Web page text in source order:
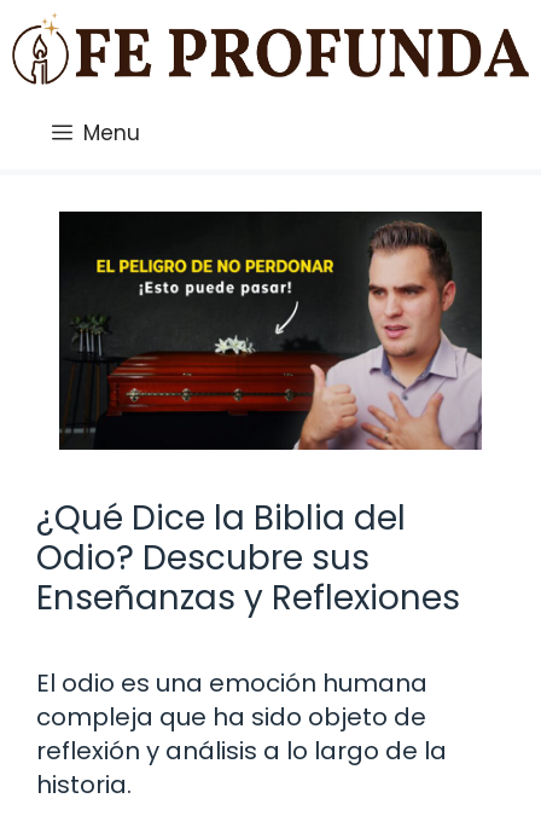
Saltar
al
contenido
Menu
¿Qué Dice la Biblia del
Odio? Descubre sus
Enseñanzas y Reflexiones
El odio es una emoción humana
compleja que ha sido objeto de
reflexión y análisis a lo largo de la
historia.